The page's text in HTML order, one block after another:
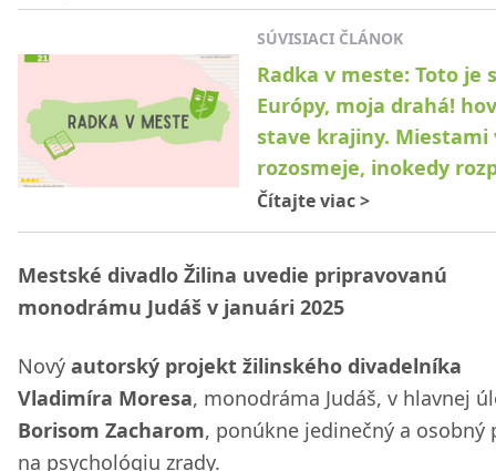
SÚVISIACI ČLÁNOK
Radka v meste: Toto je
Európy, moja drahá!
stave krajiny. Miestami
rozosmeje, inokedy
Čítajte viac>
Mestské divadlo Žilina uvedie pripravovanú
monodrámu Judáš v januári 2025
Nový autorský projekt žilinského divadelníka
Vladimíra Moresa, monodráma Judáš, v hlavnej
Borisom Zacharom, ponúkne jedinečný a osobný
na psychológiu zrady.